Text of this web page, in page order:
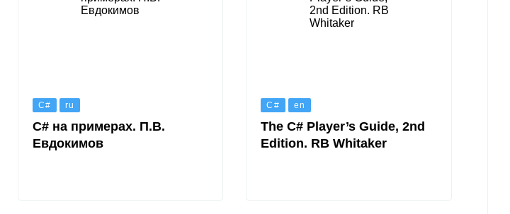
C# ru
C# на примерах. П.В.
Евдокимов
C# en
The C# Player’s Guide, 2nd
Edition. RB Whitaker